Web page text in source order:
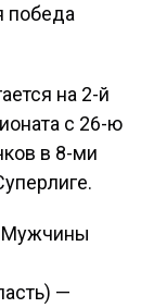
победа
на 2-й
с 26-ю
в 8-ми
Мужчины
—